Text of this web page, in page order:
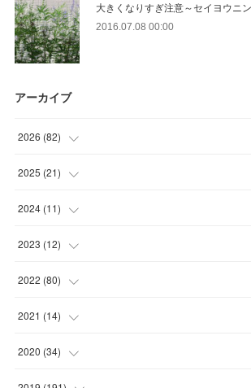
大きくなりすぎ注意～セイヨウニ
2016.07.08 00:00
アーカイブ
2026 (82)
(13 )
(30 )
(23
(10
2025 (21)
(2
(9
(7
(3
2024 (11)
(1
(5
(5
2023 (12)
(5
(7
2022 (80)
(17 )
(8
(7)
2021 (14)
(1
(6)
2020 (34)